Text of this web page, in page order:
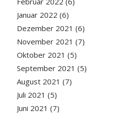
Januar 2022 (6)
Dezember 2021 (6)
November 2021 (7)
Oktober 2021 (5)
September 2021 (5)
August 2021 (7)
Juli 2021 (5)
Juni 2021 (7)